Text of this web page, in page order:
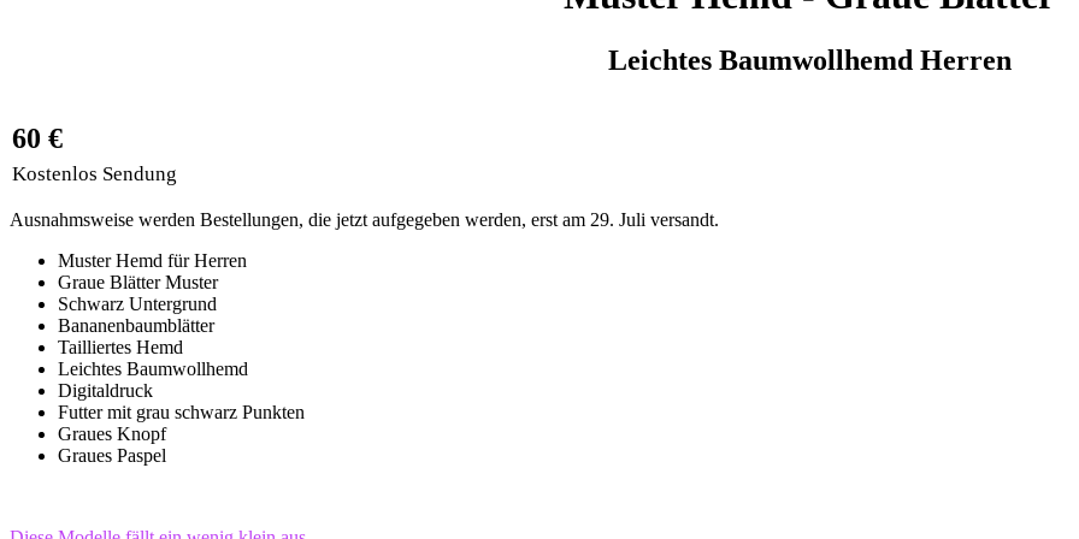
Leichtes Baumwollhemd Herren
60 €
Kostenlos Sendung
Ausnahmsweise werden Bestellungen, die jetzt aufgegeben werden, erst am 29. Juli versandt.
Muster Hemd für Herren
Graue Blätter Muster
Schwarz Untergrund
Bananenbaumblätter
Tailliertes Hemd
Leichtes Baumwollhemd
Digitaldruck
Futter mit grau schwarz Punkten
Graues Knopf
Graues Paspel